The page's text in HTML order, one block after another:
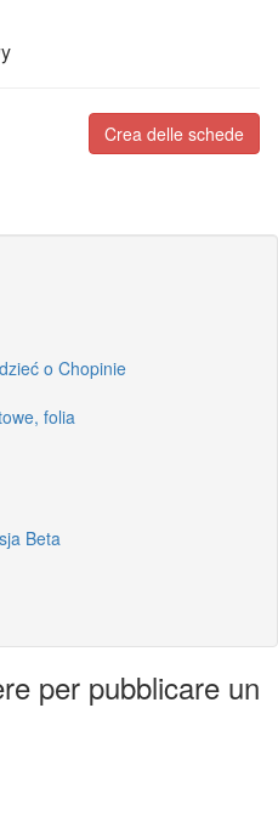
Crea delle schede
o Chopinie
folia
Beta
per pubblicare un